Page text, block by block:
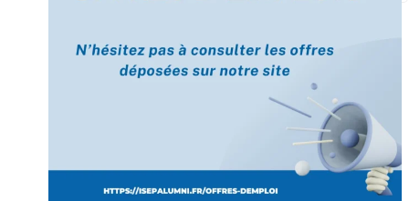
[Enquête IESF 2026] Top départ 🚀
👩‍🎓 Ingénieurs diplômés, vous avez jusqu’au 31
mai pour participer et faire entendre votre voix !
Depuis plus de 60 ans, cette enquête vise à établir
un panorama complet de la situation socio-
professionnelle des ingénieurs et scientifiques
français.
Prénom
Mot de passe